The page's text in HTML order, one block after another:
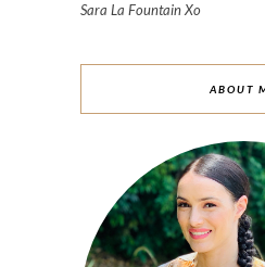
Sara La Fountain Xo
ABOUT